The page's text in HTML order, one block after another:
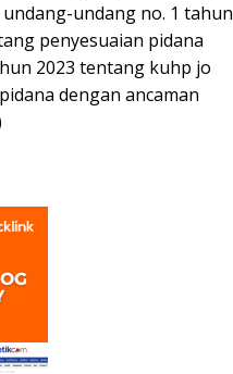
undang no. 1 tahun
penyesuaian pidana
2023 tentang kuhp jo
dengan ancaman